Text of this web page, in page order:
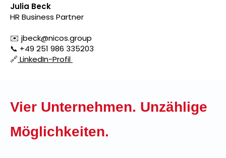
Julia Beck
HR Business Partner
✉️ jbeck@nicos.group
📞 +49 251 986 335203
🔗 LinkedIn-Profil
Vier Unternehmen. Unzählige
Möglichkeiten.